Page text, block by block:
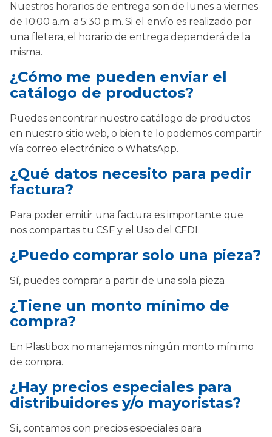
Nuestros horarios de entrega son de lunes a viernes
de 10:00 a.m. a 5:30 p.m. Si el envío es realizado por
una fletera, el horario de entrega dependerá de la
misma.
¿Cómo me pueden enviar el
catálogo de productos?
Puedes encontrar nuestro catálogo de productos
en nuestro sitio web, o bien te lo podemos compartir
vía correo electrónico o WhatsApp.
¿Qué datos necesito para pedir
factura?
Para poder emitir una factura es importante que
nos compartas tu CSF y el Uso del CFDI.
¿Puedo comprar solo una pieza?
Sí, puedes comprar a partir de una sola pieza.
¿Tiene un monto mínimo de
compra?
En Plastibox no manejamos ningún monto mínimo
de compra.
¿Hay precios especiales para
distribuidores y/o mayoristas?
Sí, contamos con precios especiales para